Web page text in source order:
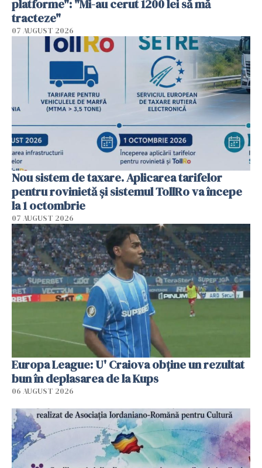
platforme": "Mi-au cerut 1200 lei să mă
tracteze"
07 AUGUST 2026
Nou sistem de taxare. Aplicarea tarifelor
pentru rovinietă şi sistemul TollRo va începe
la 1 octombrie
07 AUGUST 2026
Europa League: U' Craiova obține un rezultat
bun în deplasarea de la Kups
06 AUGUST 2026